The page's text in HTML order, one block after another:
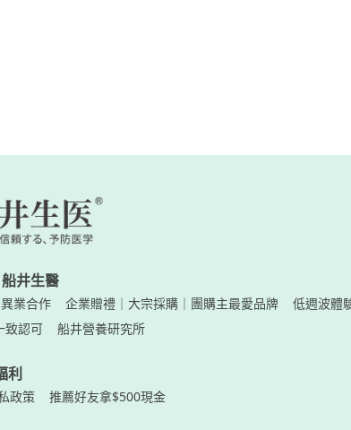
井生醫
業合作 企業贈禮｜大宗採購｜團購主最愛品牌
低週波體
致認可
船井營養研究所
利
政策 推薦好友拿$500現金